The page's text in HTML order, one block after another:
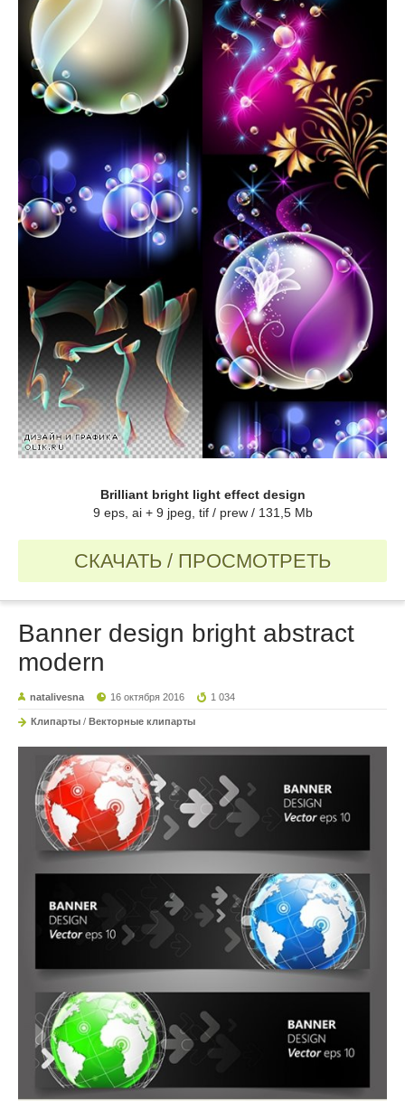
Brilliant bright light effect design
9 eps, ai + 9 jpeg, tif / prew / 131,5 Mb
СКАЧАТЬ / ПРОСМОТРЕТЬ
Banner design bright abstract
modern
natalivesna 16 октября 2016 1 034
Клипарты / Векторные клипарты